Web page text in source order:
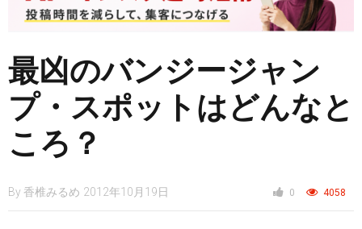
仮想通貨
スマートフォン
最凶のバンジージャン
プ・スポットはどんなと
ころ？
By 香椎みるめ 2012年10月19日 0 4058